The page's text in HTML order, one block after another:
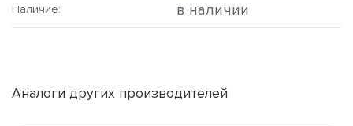
Наличие: в наличии
Аналоги других производителей